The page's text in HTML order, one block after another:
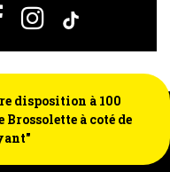
disposition à 100
à coté de